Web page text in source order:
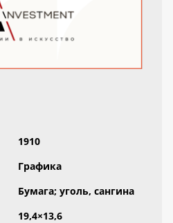
1910
Графика
Бумага; уголь, сангина
19,4×13,6